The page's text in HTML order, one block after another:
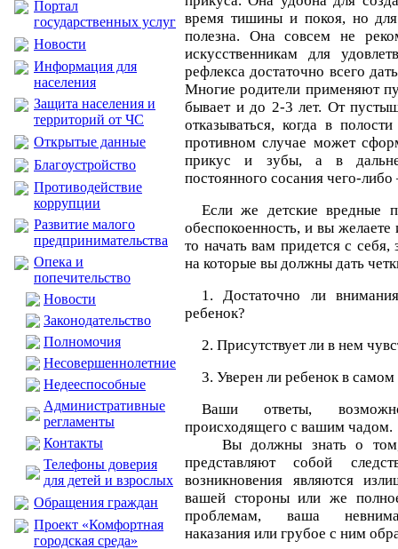
Портал
государственных услуг
Новости
Информация для
населения
Защита населения и
территорий от ЧС
Открытые данные
Благоустройство
Противодействие
коррупции
Развитие малого
предпринимательства
Опека и
попечительство
Новости
Законодательство
Полномочия
Несовершеннолетние
Недееспособные
Административные
регламенты
Контакты
Телефоны доверия
для детей и взрослых
Обращения граждан
Проект «Комфортная
городская среда»
время тишины и покоя, но
полезна. Она совсем не
искусственникам для
рефлекса достаточно всего
Многие родители применяют
бывает и до 2-3 лет. От
отказываться, когда в
противном случае может
прикус и зубы, а в
постоянного сосания чего-
Если же детские вредные
обеспокоенность, и вы желаете
то начать вам придется с себя,
на которые вы должны дать
1. Достаточно ли
ребенок?
2. Присутствует ли в нем
3. Уверен ли ребенок в самом
Ваши ответы,
происходящего с вашим чадом.
Вы должны знать о том,
представляют собой
возникновения являются
вашей стороны или же
проблемам, ваша
наказания или грубое с ним